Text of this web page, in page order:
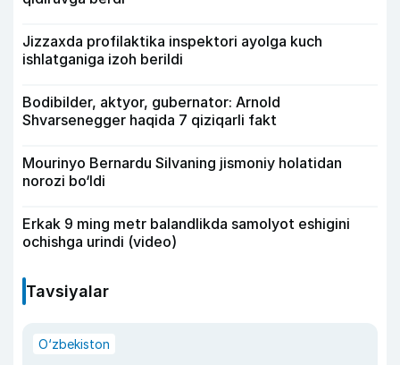
Jizzaxda profilaktika inspektori ayolga kuch
ishlatganiga izoh berildi
Bodibilder, aktyor, gubernator: Arnold
Shvarsenegger haqida 7 qiziqarli fakt
Mourinyo Bernardu Silvaning jismoniy holatidan
norozi bo‘ldi
Erkak 9 ming metr balandlikda samolyot eshigini
ochishga urindi (video)
Tavsiyalar
O‘zbekiston